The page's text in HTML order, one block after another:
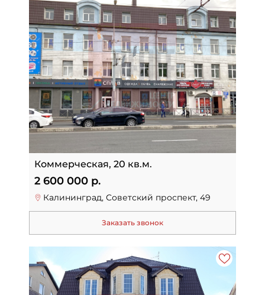
Коммерческая, 20 кв.м.
2 600 000 р.
Калининград, Советский проспект, 49
Заказать звонок